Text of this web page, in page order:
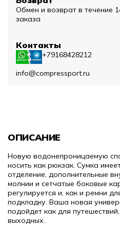
Обмен и возврат в течение
заказа
Контакты
+79168428212
info@compressport.ru
ОПИСАНИЕ
Новую водонепроницаемую
носить как рюкзак. Сумка
отделение, дополнительные
молнии и сетчатые боковые
регулируется и, как и ремни
подкладку. Ваша новая
подойдет как для
выходных.